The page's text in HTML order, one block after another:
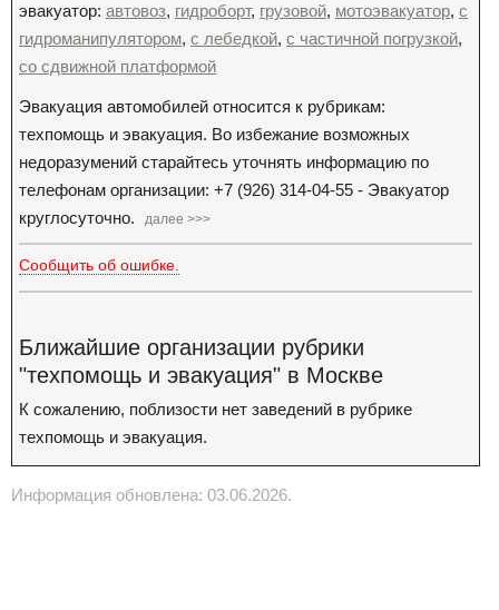
эвакуатор: автовоз, гидроборт, грузовой, мотоэвакуатор, с
гидроманипулятором, с лебедкой, с частичной погрузкой,
со сдвижной платформой
Эвакуация автомобилей относится к рубрикам:
техпомощь и эвакуация. Во избежание возможных
недоразумений старайтесь уточнять информацию по
телефонам организации: +7 (926) 314-04-55 - Эвакуатор
круглосуточно.
далее >>>
Сообщить об ошибке.
Ближайшие организации рубрики
"техпомощь и эвакуация" в Москве
К сожалению, поблизости нет заведений в рубрике
техпомощь и эвакуация.
Информация обновлена: 03.06.2026.